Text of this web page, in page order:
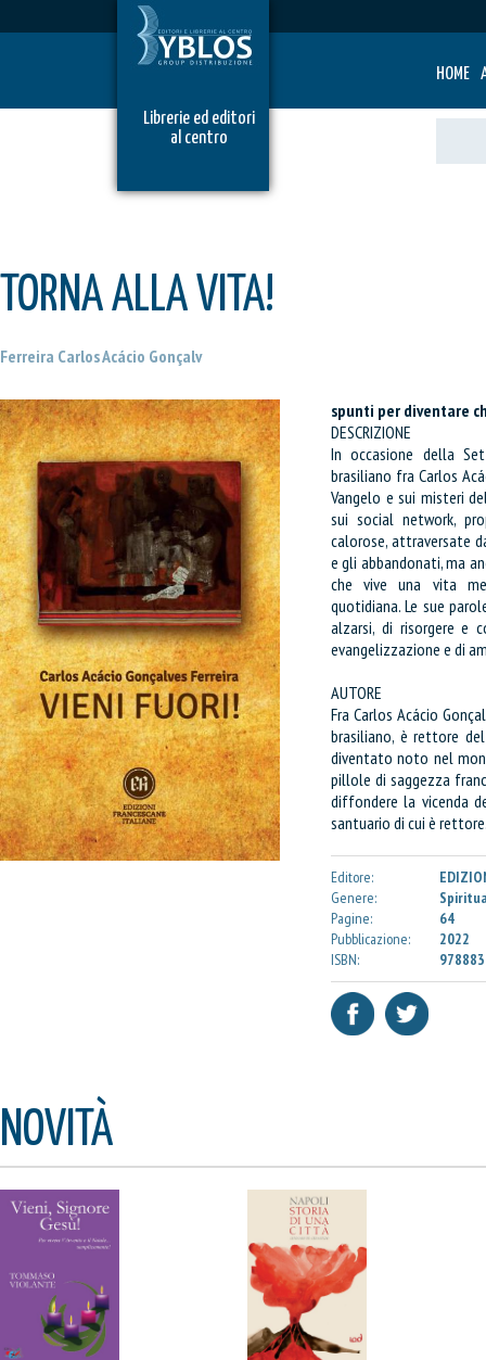
HOME
Librerie ed editori
al centro
TORNA ALLA VITA!
Ferreira Carlos Acácio Gonçalv
spunti per diventare
DESCRIZIONE
In occasione della
brasiliano fra Carlos
Vangelo e sui misteri
sui social network,
calorose, attraversate
e gli abbandonati, ma
che vive una vita
quotidiana. Le sue
alzarsi, di risorgere e
evangelizzazione e di
AUTORE
Fra Carlos Acácio
brasiliano, è rettore
diventato noto nel
pillole di saggezza
diffondere la vicenda
santuario di cui è
Editore:
Genere:
Pagine:
64
Pubblicazione:
2022
ISBN:
NOVITÀ